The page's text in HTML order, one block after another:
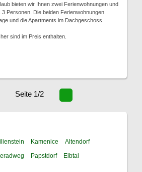
bieten wir Ihnen zwei Ferienwohnungen und
Personen. Die beiden Ferienwohnungen
und die Apartments im Dachgeschoss
sind im Preis enthalten.
Seite 1/2
Kamenice
Altendorf
Papstdorf
Elbtal